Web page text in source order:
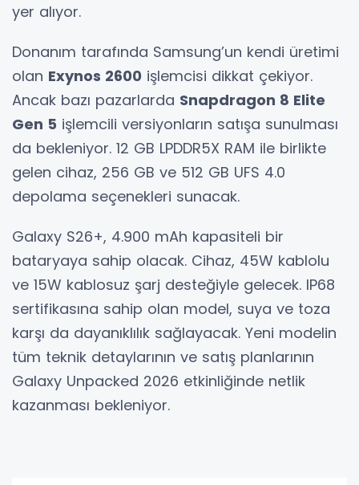
yer alıyor.
Donanım tarafında Samsung’un kendi üretimi
olan Exynos 2600 işlemcisi dikkat çekiyor.
Ancak bazı pazarlarda Snapdragon 8 Elite
Gen 5 işlemcili versiyonların satışa sunulması
da bekleniyor. 12 GB LPDDR5X RAM ile birlikte
gelen cihaz, 256 GB ve 512 GB UFS 4.0
depolama seçenekleri sunacak.
Galaxy S26+, 4.900 mAh kapasiteli bir
bataryaya sahip olacak. Cihaz, 45W kablolu
ve 15W kablosuz şarj desteğiyle gelecek. IP68
sertifikasına sahip olan model, suya ve toza
karşı da dayanıklılık sağlayacak. Yeni modelin
tüm teknik detaylarının ve satış planlarının
Galaxy Unpacked 2026 etkinliğinde netlik
kazanması bekleniyor.